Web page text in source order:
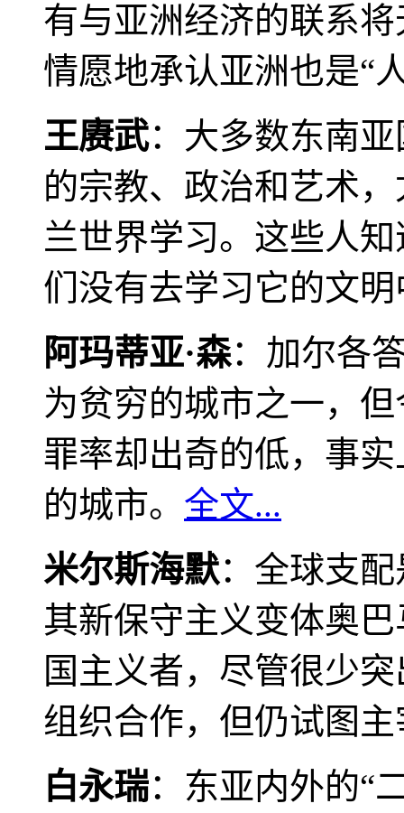
有与亚洲经济的联系
情愿地承认亚洲也是“
王赓武：大多数东南
的宗教、政治和艺术
兰世界学习。这些人
们没有去学习它的文
阿玛蒂亚·森：加尔各
为贫穷的城市之一，
罪率却出奇的低，事
的城市。 全文...
米尔斯海默：全球支
其新保守主义变体奥
国主义者，尽管很少
组织合作，但仍试图
白永瑞：东亚内外的“